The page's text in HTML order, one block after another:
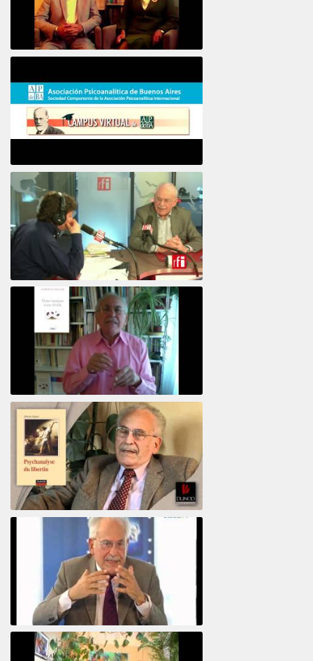
Psicoanálisis por Skype y teléfono Alberto
Eiguer presenta el curso virtual 2017
Votre maison vous révèle
Psychanalyse du libertin
Le pervers narcissique et son complice